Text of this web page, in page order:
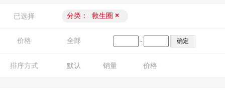
已选择 分类： 救生圈 ×
价格 全部 -
排序方式 默认 销量 价格